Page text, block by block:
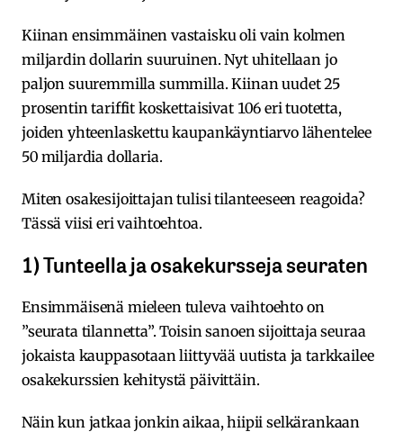
Kiinan ensimmäinen vastaisku oli vain kolmen
miljardin dollarin suuruinen. Nyt uhitellaan jo
paljon suuremmilla summilla. Kiinan uudet 25
prosentin tariffit koskettaisivat 106 eri tuotetta,
joiden yhteenlaskettu kaupankäyntiarvo lähentelee
50 miljardia dollaria.
Miten osakesijoittajan tulisi tilanteeseen reagoida?
Tässä viisi eri vaihtoehtoa.
1) Tunteella ja osakekursseja seuraten
Ensimmäisenä mieleen tuleva vaihtoehto on
”seurata tilannetta”. Toisin sanoen sijoittaja seuraa
jokaista kauppasotaan liittyvää uutista ja tarkkailee
osakekurssien kehitystä päivittäin.
Näin kun jatkaa jonkin aikaa, hiipii selkärankaan